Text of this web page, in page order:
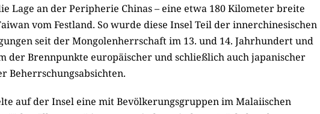
Lage an der Peripherie Chinas – eine etwa 180 Kilometer breite
vom Festland. So wurde diese Insel Teil der innerchinesischen
seit der Mongolenherrschaft im 13. und 14. Jahrhundert und
der Brennpunkte europäischer und schließlich auch japanischer
Beherrschungsabsichten.
auf der Insel eine mit Bevölkerungsgruppen im Malaiischen